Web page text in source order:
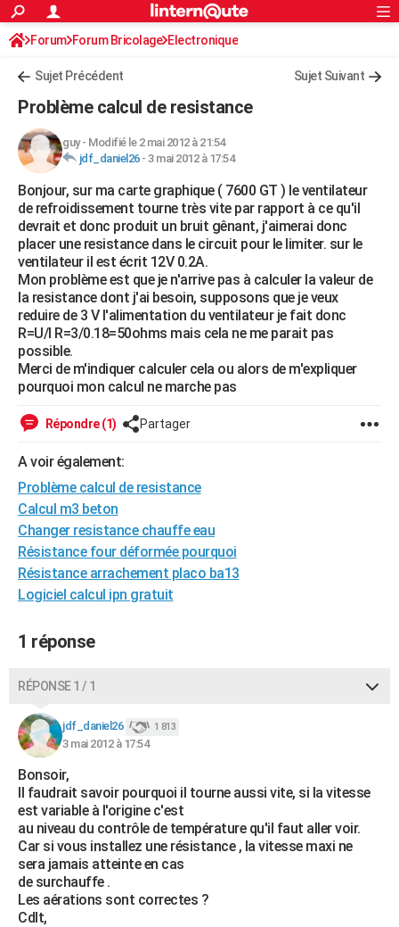
ACTUALITÉS
Politique
Société
Faits Divers
Education
Monde
Villes
+
FINANCE
Retraite
Impôts
Epargne
Immobilier
Risques naturels par ville
Banque
Assurance
Crédit
AUTO
Essais
Réserver un essai
Citadines
Berlines
SUV
Forum auto
+HIGH-TECH
Mobiles
Meilleur smartphone
Internet
Ordinateurs
Jeux vidéo
Guide high-tech
+BRICOLAGE
Forum
Aménagement intérieur
Extérieur
Cuisine
Salle de bains
Jardinage
Rangement
WEEK-END
Guides de France
Escapades
Patrimoine
Expositions
Musées
Week-end nature
LIFESTYLE
Art de vivre
Bien-être
Loisirs
Modes de vie
SANTE
Alimentation
Guide de la santé
Maladies
Médicaments
Sommeil
VOYAGE
Destinations
City break
Voyage nature
Voyage de noces
Forum
Climat
PHOTO
GUIDES D'ACHAT
BONS PLANS
CARTE DE VOEUX
Carte de Noël
Carte Bonne année
Carte Saint-Valentin
Carte Pâques
Carte d'anniversaire
DICTIONNAIRE
Dictionnaire
Biographies
Citations
Expressions
Proverbes
PROGRAMME TV
COPAINS D'AVANT
FORUM
Bricolage
Lifestyle
Culture
Sport
Auto
Television
Voyage
Cinema
S'inscrire
Connexion
Forum Forum Bricolage Electronique
Sujet Précédent Sujet Suivant
Problème calcul de resistance
guy- Modifié le 2 mai 2012 à 21:54
jdf_daniel26- 3 mai 2012 à 17:54
Bonjour, sur ma carte graphique ( 7600 GT ) le ventilateur
de refroidissement tourne très vite par rapport à ce qu'il
devrait et donc produit un bruit gênant, j'aimerai donc
placer une resistance dans le circuit pour le limiter. sur le
ventilateur il est écrit 12V 0.2A.
Mon problème est que je n'arrive pas à calculer la valeur de
la resistance dont j'ai besoin, supposons que je veux
reduire de 3 V l'alimentation du ventilateur je fait donc
R=U/I R=3/0.18=50ohms mais cela ne me parait pas
possible.
Merci de m'indiquer calculer cela ou alors de m'expliquer
pourquoi mon calcul ne marche pas
Répondre (1) Partager
A voir également:
Problème calcul de resistance
Calcul m3 beton
Changer resistance chauffe eau
Résistance four déformée pourquoi
Résistance arrachement placo ba13
Logiciel calcul ipn gratuit
1 réponse
RÉPONSE 1 / 1
jdf_daniel26 1 813
3 mai 2012 à 17:54
Bonsoir,
Il faudrait savoir pourquoi il tourne aussi vite, si la vitesse
est variable à l'origine c'est
au niveau du contrôle de température qu'il faut aller voir.
Car si vous installez une résistance , la vitesse maxi ne
sera jamais atteinte en cas
de surchauffe .
Les aérations sont correctes ?
Cdlt,